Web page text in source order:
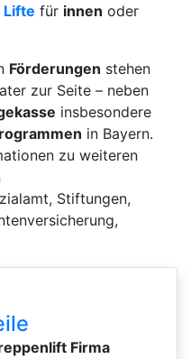
Lifte für innen oder
Förderungen stehen
zur Seite – neben
insbesondere
in Bayern.
zu weiteren
Stiftungen,
Firma